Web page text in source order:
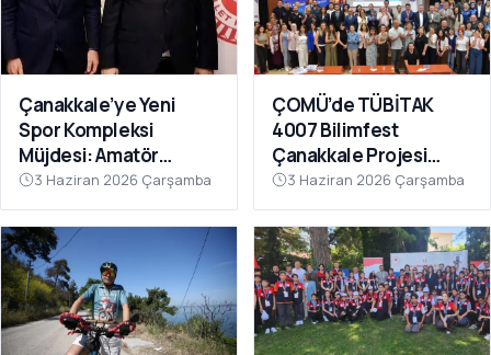
Çanakkale’ye Yeni
Spor Kompleksi
Müjdesi: Amatör
Kulüplerin Beklediği
Yatırım Hayata Geçiyor
3 Haziran 2026 Çarşamba
ÇOMÜ’de TÜBİTAK
4007 Bilimfest
Çanakkale Projesi
Tanıtıldı
3 Haziran 2026 Çarşamba